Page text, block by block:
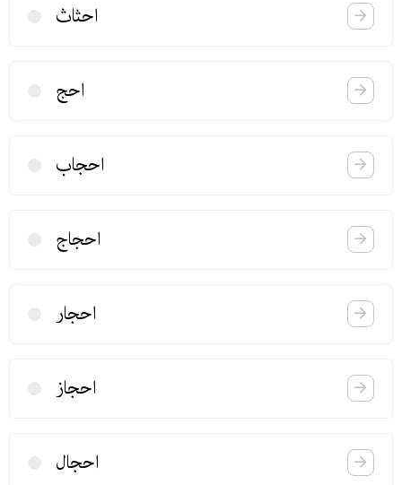
احثاث
احج
احجاب
احجاج
احجار
احجاز
احجال